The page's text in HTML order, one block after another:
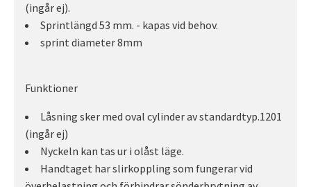
(ingår ej).
Sprintlängd 53 mm. - kapas vid behov.
sprint diameter 8mm
Funktioner
Låsning sker med oval cylinder av standardtyp.1201
(ingår ej)
Nyckeln kan tas ur i olåst läge.
Handtaget har slirkoppling som fungerar vid